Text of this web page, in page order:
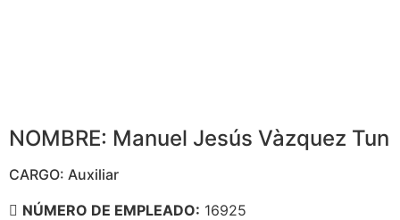
NOMBRE: Manuel Jesús Vàzquez Tun
CARGO: Auxiliar
NÚMERO DE EMPLEADO: 16925